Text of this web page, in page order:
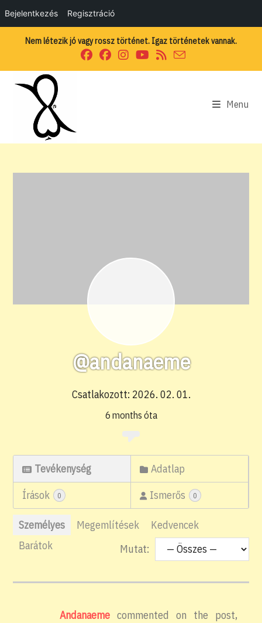
Bejelentkezés Regisztráció
Nem létezik jó vagy rossz történet. Igaz történetek vannak.
Menu
@andanaeme
Csatlakozott: 2026. 02. 01.
6 months óta
Tevékenység
Adatlap
Írások
0 Ismerős 0
Személyes Megemlítések
Kedvencek
Barátok
Mutat:
Andanaeme commented on the post,